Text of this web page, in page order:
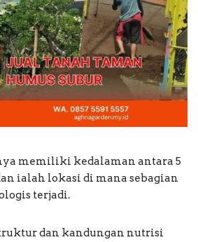
memiliki kedalaman antara 5
ialah lokasi di mana sebagian
terjadi.
dan kandungan nutrisi